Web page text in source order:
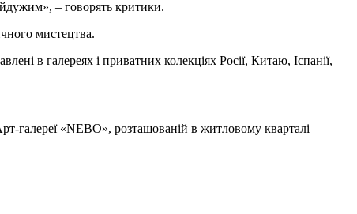
– говорять критики.
мистецтва.
в галереях і приватних колекціях Росії, Китаю, Іспанії,
галереї «NEBO», розташованій в житловому кварталі